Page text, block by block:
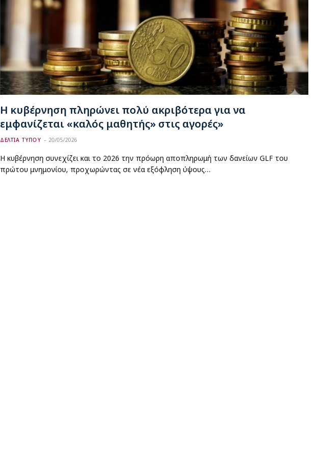
Η κυβέρνηση πληρώνει πολύ ακριβότερα για να
εμφανίζεται «καλός μαθητής» στις αγορές»
ΔΕΛΤΙΑ ΤΥΠΟΥ 20/05/2026
Η κυβέρνηση συνεχίζει και το 2026 την πρόωρη αποπληρωμή των δανείων GLF του
πρώτου μνημονίου, προχωρώντας σε νέα εξόφληση ύψους…